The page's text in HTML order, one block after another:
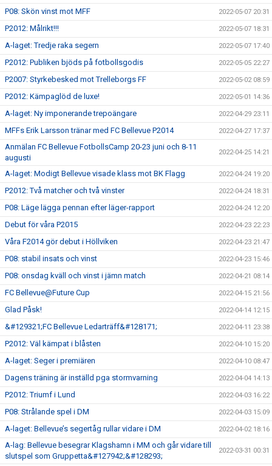
P08: Skön vinst mot MFF 2022-05-07 20:31
P2012: Målrikt!!! 2022-05-07 18:31
A-laget: Tredje raka segern 2022-05-07 17:40
P2012: Publiken bjöds på fotbollsgodis 2022-05-05 22:27
P2007: Styrkebesked mot Trelleborgs FF 2022-05-02 08:59
P2012: Kämpaglöd de luxe! 2022-05-01 14:36
A-laget: Ny imponerande trepoängare 2022-04-29 23:11
MFFs Erik Larsson tränar med FC Bellevue P2014 2022-04-27 17:37
Anmälan FC Bellevue FotbollsCamp 20-23 juni och 8-11
augusti
2022-04-25 14:21
A-laget: Modigt Bellevue visade klass mot BK Flagg 2022-04-24 19:20
P2012: Två matcher och två vinster 2022-04-24 18:31
P08: Läge lägga pennan efter läger-rapport 2022-04-24 12:20
Debut för våra P2015 2022-04-23 22:23
Våra F2014 gör debut i Höllviken 2022-04-23 21:47
P08: stabil insats och vinst 2022-04-23 15:46
P08: onsdag kväll och vinst i jämn match 2022-04-21 08:14
FC Bellevue@Future Cup 2022-04-15 21:56
Glad Påsk! 2022-04-14 12:15
&#129321;FC Bellevue Ledarträff&#128171; 2022-04-11 23:38
P2012: Väl kämpat i blåsten 2022-04-10 15:20
A-laget: Seger i premiären 2022-04-10 08:47
Dagens träning är inställd pga stormvarning 2022-04-04 14:13
P2012: Triumf i Lund 2022-04-03 16:22
P08: Strålande spel i DM 2022-04-03 15:09
A-laget: Bellevue’s segertåg rullar vidare i DM 2022-04-02 18:16
A-lag: Bellevue besegrar Klagshamn i MM och går vidare till
slutspel som Gruppetta&#127942;&#128293;
2022-03-31 00:31